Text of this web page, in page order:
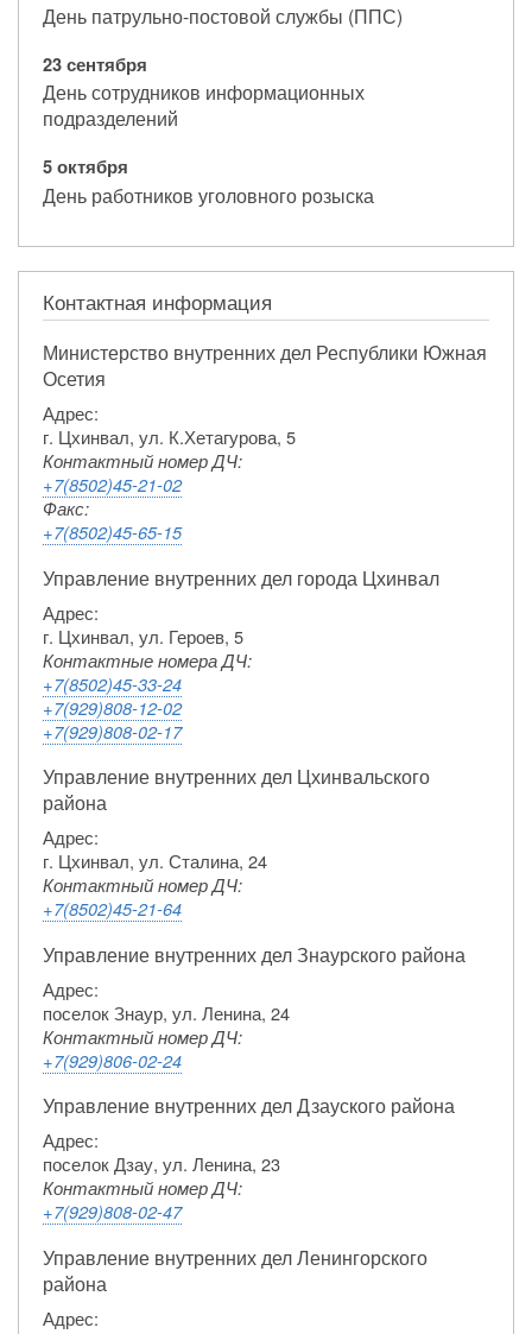
День патрульно-постовой службы (ППС)
23 сентября
День сотрудников информационных
подразделений
5 октября
День работников уголовного розыска
Контактная информация
Министерство внутренних дел Республики Южная
Осетия
Адрес:
г. Цхинвал, ул. К.Хетагурова, 5
Контактный номер ДЧ:
+7(8502)45-21-02
Факс:
+7(8502)45-65-15
Управление внутренних дел города Цхинвал
Адрес:
г. Цхинвал, ул. Героев, 5
Контактные номера ДЧ:
+7(8502)45-33-24
+7(929)808-12-02
+7(929)808-02-17
Управление внутренних дел Цхинвальского
района
Адрес:
г. Цхинвал, ул. Сталина, 24
Контактный номер ДЧ:
+7(8502)45-21-64
Управление внутренних дел Знаурского района
Адрес:
поселок Знаур, ул. Ленина, 24
Контактный номер ДЧ:
+7(929)806-02-24
Управление внутренних дел Дзауского района
Адрес:
поселок Дзау, ул. Ленина, 23
Контактный номер ДЧ:
+7(929)808-02-47
Управление внутренних дел Ленингорского
района
Адрес: